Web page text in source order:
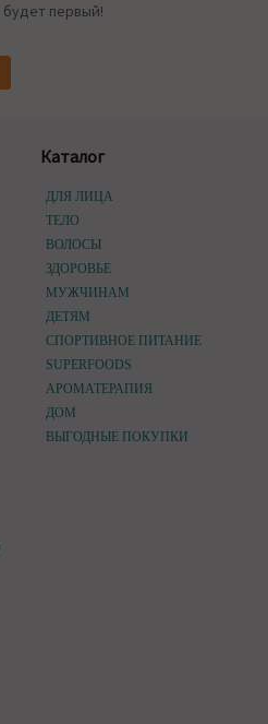
первый!
Каталог
ДЛЯ ЛИЦА
ТЕЛО
ВОЛОСЫ
ЗДОРОВЬЕ
МУЖЧИНАМ
ДЕТЯМ
СПОРТИВНОЕ ПИТАНИЕ
SUPERFOODS
АРОМАТЕРАПИЯ
ДОМ
ВЫГОДНЫЕ ПОКУПКИ